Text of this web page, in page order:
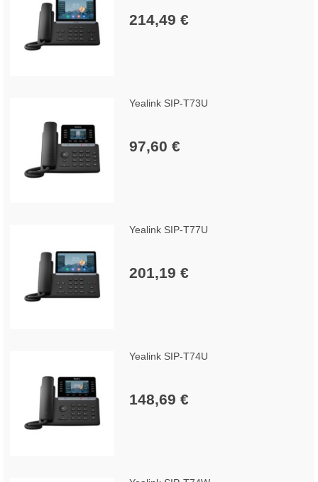
214,49 €
Yealink SIP-T73U
97,60 €
Yealink SIP-T77U
201,19 €
Yealink SIP-T74U
148,69 €